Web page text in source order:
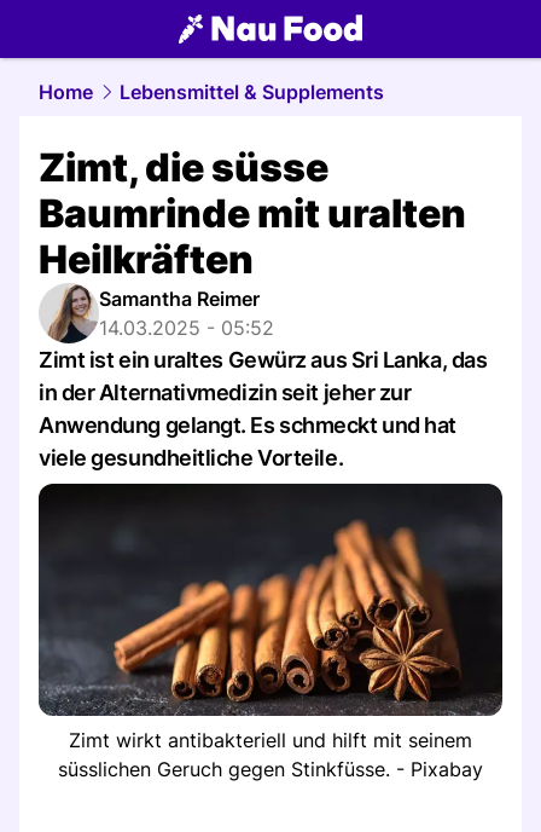
food.NAU.ch
Home Lebensmittel & Supplements
Zimt, die süsse
Baumrinde mit uralten
Heilkräften
Samantha Reimer
14.03.2025 - 05:52
Zimt ist ein uraltes Gewürz aus Sri Lanka, das
in der Alternativmedizin seit jeher zur
Anwendung gelangt. Es schmeckt und hat
viele gesundheitliche Vorteile.
Zimt wirkt antibakteriell und hilft mit seinem
süsslichen Geruch gegen Stinkfüsse. - Pixabay